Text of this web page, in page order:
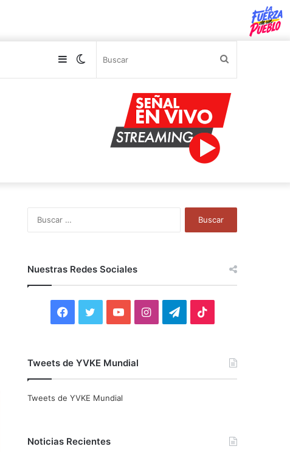
Switch
Sidebar
Nuestras Redes Sociales
F
c
i
Y
u
I
T
Tweets de YVKE Mundial
Tweets de YVKE Mundial
Noticias Recientes